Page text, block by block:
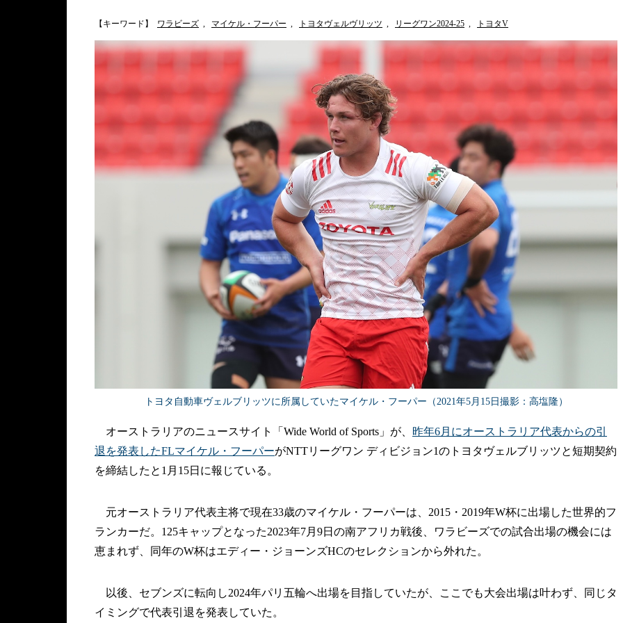
【キーワード】 ワラビーズ , マイケル・フーパー , トヨタヴェルヴリッツ , リーグワン2024-25 , トヨタV
トヨタ自動車ヴェルブリッツに所属していたマイケル・フーパー（2021年5月15日撮影：高塩隆）
オーストラリアのニュースサイト「Wide World of Sports」が、 昨年6月にオーストラリア代表からの引
退を発表したFLマイケル・フーパーがNTTリーグワン ディビジョン1のトヨタヴェルブリッツと短期契約
を締結したと1月15日に報じている。
元オーストラリア代表主将で現在33歳のマイケル・フーパーは、2015・2019年W杯に出場した世界的フ
ランカーだ。125キャップとなった2023年7月9日の南アフリカ戦後、ワラビーズでの試合出場の機会には
恵まれず、同年のW杯はエディー・ジョーンズHCのセレクションから外れた。
以後、セブンズに転向し2024年パリ五輪へ出場を目指していたが、ここでも大会出場は叶わず、同じタ
イミングで代表引退を発表していた。